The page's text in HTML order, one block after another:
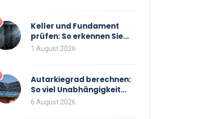
Keller und Fundament
prüfen: So erkennen Sie
Risse und Feuchtigkeit bei
1 August 2026
Autarkiegrad berechnen:
So viel Unabhängigkeit
bringt Ihre PV-Anlage mit
6 August 2026